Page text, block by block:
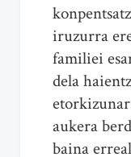
iruzurra
familiei
dela
aukera
baina